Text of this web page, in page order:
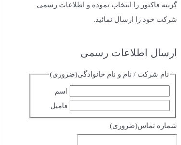
گزینه فاکتور را انتخاب نموده و اطلاعات رسمی
شرکت خود را ارسال نمائید.
ارسال اطلاعات رسمی
نام شرکت / نام و نام خانوادگی(ضروری)
اسم
فامیل
شماره تماس(ضروری)